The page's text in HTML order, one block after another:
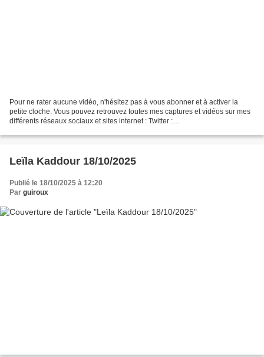
Pour ne rater aucune vidéo, n'hésitez pas à vous abonner et à activer la
petite cloche. Vous pouvez retrouvez toutes mes captures et vidéos sur mes
différents réseaux sociaux et sites internet : Twitter :
https://www.facebook.com/capsdeguiroux/...
Leïla Kaddour 18/10/2025
Publié le 18/10/2025 à 12:20
Par guiroux